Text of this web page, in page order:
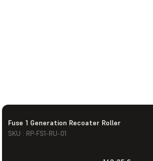
Fuse 1 Generation Recoater Roller
SKU : RP-FS1-RU-01